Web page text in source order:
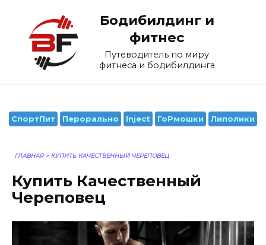
содержанию
Бодибилдинг и
фитнес
Путеводитель по миру
фитнеса и бодибилдинга
СпортПит Перорально Inject ГоРмошки Липолики
ГЛАВНАЯ > КУПИТЬ КАЧЕСТВЕННЫЙ ЧЕРЕПОВЕЦ
Купить Качественный
Череповец